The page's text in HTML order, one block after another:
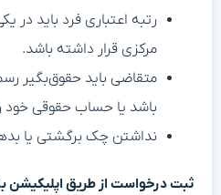
مرکزی قرار داشته باشد.
متقاضی باید حقوق‌بگیر
باشد یا حساب حقوقی خود
نداشتن چک برگشتی یا
ثبت درخواست از طریق اپلیکیشن